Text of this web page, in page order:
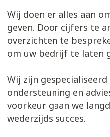
Wij doen er alles aan
geven. Door cijfers te
overzichten te
om uw bedrijf te laten
Wij zijn
ondersteuning en
voorkeur gaan we
wederzijds succes.